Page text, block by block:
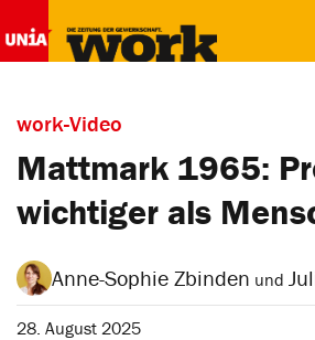
work-Video
Mattmark 1965:
wichtiger als
Anne-Sophie Zbinden und
28. August 2025